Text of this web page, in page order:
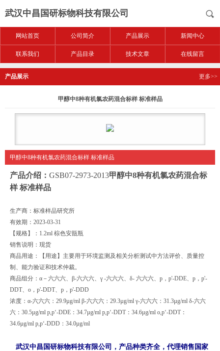
武汉中昌国研标物科技有限公司
网站首页 公司简介 产品展示 新闻中心
联系我们 产品目录 技术文章 在线留言
产品展示 更多>>
甲醇中8种有机氯农药混合标样 标准样品
甲醇中8种有机氯农药混合标样 标准样品
产品介绍： GSB07-2973-2013甲醇中8种有机氯农药混合标
样 标准样品
生产商：标准样品研究所
有效期：2023-03-31
【规格】：1.2ml 棕色安瓿瓶
销售说明：现货
商品用途：【用途】主要用于环境监测及相关分析测试中方法评价、质量控
制、能力验证和技术仲裁。
商品组分：α－六六六、β-六六六、γ -六六六、δ- 六六六、p，p'-DDE、p，p'-
DDT、o，p'-DDT、p，p'-DDD
浓度：α-六六六：29.9µg/ml β-六六六：29.3µg/ml γ-六六六：31.3µg/ml δ-六六
六：30.5µg/ml p,p‘-DDE：34.7µg/ml p,p‘-DDT：34.6µg/ml o,p‘-DDT：
34.6µg/ml p,p‘-DDD：34.0µg/ml
武汉中昌国研标物科技有限公司，产品种类齐全，代理销售国家